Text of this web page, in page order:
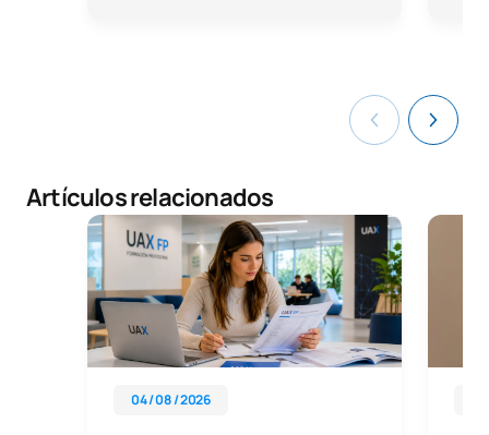
Artículos relacionados
04 / 08 / 2026